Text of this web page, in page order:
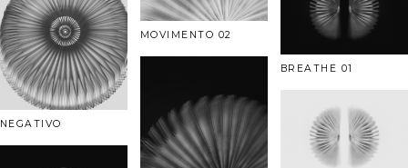
NEGATIVO
MOVIMENTO 02
BREATHE 01